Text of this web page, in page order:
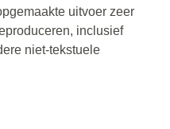
uitvoer zeer
inclusief
niet-tekstuele